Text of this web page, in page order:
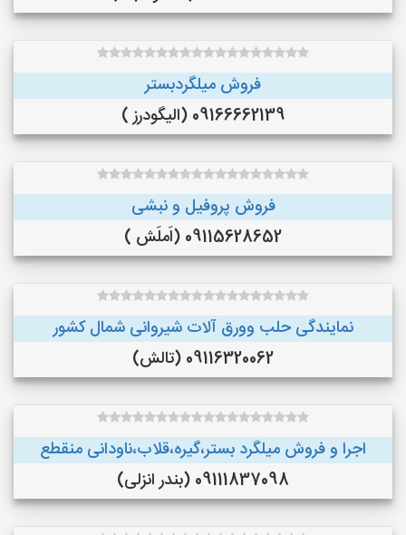
فروش میلگردبستر
09166662139 (الیگودرز )
فروش پروفیل و نبشی
09115628652 (اَملَش )
نمایندگی حلب وورق آلات شیروانی شمال کشور
09116320062 (تالش)
اجرا و فروش میلگرد بستر،گیره،قلاب،ناودانی منقطع
09111837098 (بندر انزلی)